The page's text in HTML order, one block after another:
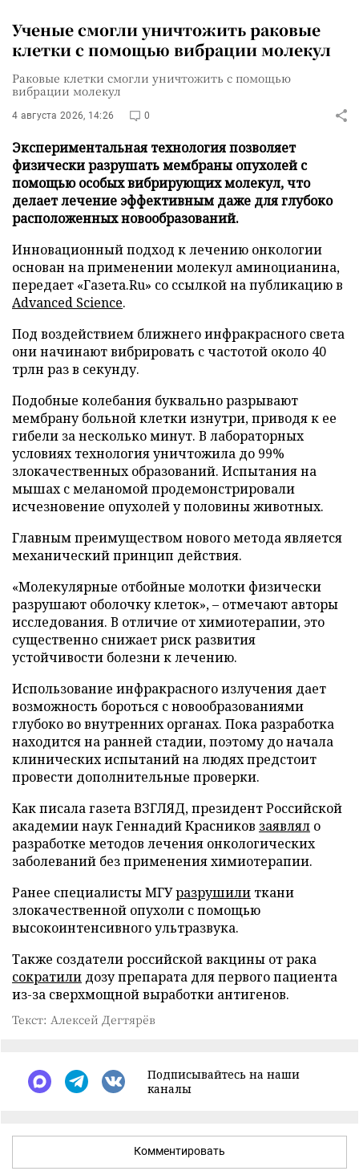
Ученые смогли уничтожить раковые
клетки с помощью вибрации молекул
Раковые клетки смогли уничтожить с помощью
вибрации молекул
4 августа 2026, 14:26 0
Экспериментальная технология позволяет
физически разрушать мембраны опухолей с
помощью особых вибрирующих молекул, что
делает лечение эффективным даже для глубоко
расположенных новообразований.
Инновационный подход к лечению онкологии
основан на применении молекул аминоцианина,
передает «Газета.Ru» со ссылкой на публикацию в
Advanced Science.
Под воздействием ближнего инфракрасного света
они начинают вибрировать с частотой около 40
трлн раз в секунду.
Подобные колебания буквально разрывают
мембрану больной клетки изнутри, приводя к ее
гибели за несколько минут. В лабораторных
условиях технология уничтожила до 99%
злокачественных образований. Испытания на
мышах с меланомой продемонстрировали
исчезновение опухолей у половины животных.
Главным преимуществом нового метода является
механический принцип действия.
«Молекулярные отбойные молотки физически
разрушают оболочку клеток», – отмечают авторы
исследования. В отличие от химиотерапии, это
существенно снижает риск развития
устойчивости болезни к лечению.
Использование инфракрасного излучения дает
возможность бороться с новообразованиями
глубоко во внутренних органах. Пока разработка
находится на ранней стадии, поэтому до начала
клинических испытаний на людях предстоит
провести дополнительные проверки.
Как писала газета ВЗГЛЯД, президент Российской
академии наук Геннадий Красников заявлял о
разработке методов лечения онкологических
заболеваний без применения химиотерапии.
Ранее специалисты МГУразрушили ткани
злокачественной опухоли с помощью
высокоинтенсивного ультразвука.
Также создатели российской вакцины от рака
сократили дозу препарата для первого пациента
из-за сверхмощной выработки антигенов.
Текст: Алексей Дегтярёв
Подписывайтесь на наши
каналы
Комментировать